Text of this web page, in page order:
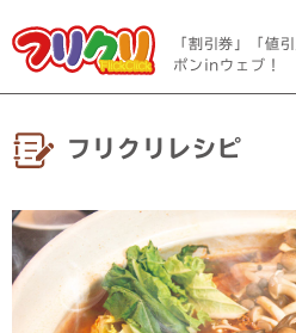
「割引券」「値
ポンinウェブ！
フリクリレシピ